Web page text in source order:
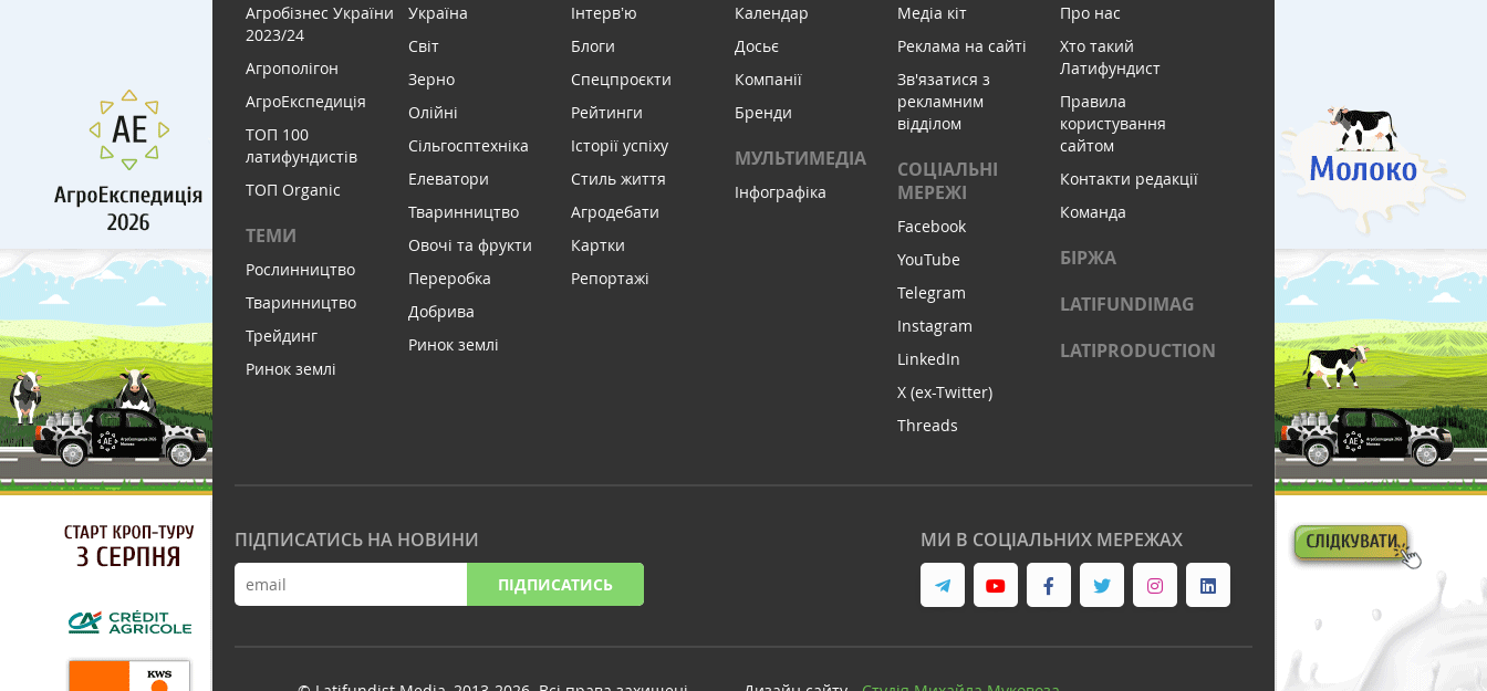
Агробізнес України
2023/24
Агрополігон
АгроЕкспедиція
ТОП 100
латифундистів
ТОП Organic
ТЕМИ
Рослинництво
Тваринництво
Трейдинг
Ринок землі
Україна
Світ
Зерно
Олійні
Сільгосптехніка
Елеватори
Тваринництво
Овочі та фрукти
Переробка
Добрива
Ринок землі
Інтервʼю
Блоги
Спецпроєкти
Рейтинги
Історії успіху
Стиль життя
Агродебати
Картки
Репортажі
Календар
Досьє
Компанії
Бренди
МУЛЬТИМЕДІА
Інфографіка
Медіа кіт
Реклама на сайті
Зв'язатися з
рекламним
відділом
СОЦІАЛЬНІ
МЕРЕЖІ
Facebook
YouTube
Telegram
Instagram
LinkedIn
X (ex-Twitter)
Threads
Про нас
Хто такий
Латифундист
Правила
користування
сайтом
Контакти редакції
Команда
БІРЖА
LATIFUNDIMAG
LATIPRODUCTION
ПІДПИСАТИСЬ НА НОВИНИ
ПІДПИСАТИСЬ
МИ В СОЦІАЛЬНИХ МЕРЕЖАХ